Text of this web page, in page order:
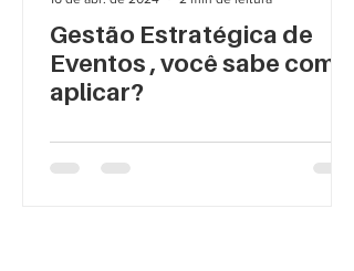
Gestão Estratégica de
Eventos , você sabe como
aplicar?